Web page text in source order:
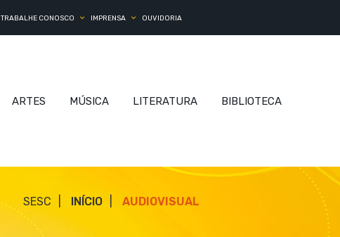
TRABALHE CONOSCO IMPRENSA OUVIDORIA
ARTES MÚSICA LITERATURA BIBLIOTECA
SESC INÍCIO AUDIOVISUAL